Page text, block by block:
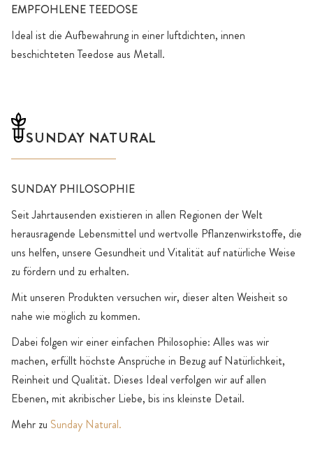
EMPFOHLENE TEEDOSE
Ideal ist die Aufbewahrung in einer luftdichten, innen
beschichteten Teedose aus Metall.
SUNDAY NATURAL
SUNDAY PHILOSOPHIE
Seit Jahrtausenden existieren in allen Regionen der Welt
herausragende Lebensmittel und wertvolle Pflanzenwirkstoffe, die
uns helfen, unsere Gesundheit und Vitalität auf natürliche Weise
zu fördern und zu erhalten.
Mit unseren Produkten versuchen wir, dieser alten Weisheit so
nahe wie möglich zu kommen.
Dabei folgen wir einer einfachen Philosophie: Alles was wir
machen, erfüllt höchste Ansprüche in Bezug auf Natürlichkeit,
Reinheit und Qualität. Dieses Ideal verfolgen wir auf allen
Ebenen, mit akribischer Liebe, bis ins kleinste Detail.
Mehr zu Sunday Natural.